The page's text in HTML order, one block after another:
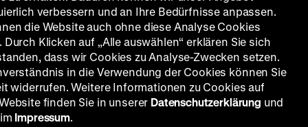
verbessern und an Ihre Bedürfnisse anpassen.
die Website auch ohne diese Analyse Cookies
Durch Klicken auf „Alle auswählen“ erklären Sie sich
dass wir Cookies zu Analyse-Zwecken setzen.
in die Verwendung der Cookies können Sie
widerrufen. Weitere Informationen zu Cookies auf
finden Sie in unserer Datenschutzerklärung und
Impressum.